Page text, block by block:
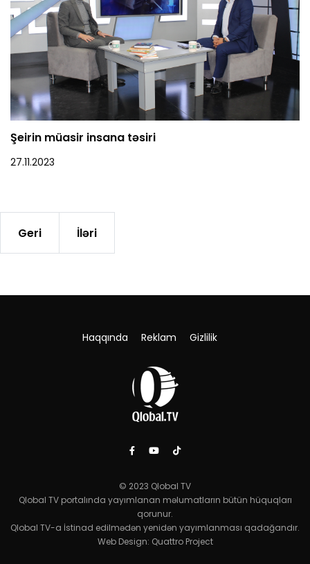
Şeirin müasir insana təsiri
27.11.2023
Geri İləri
Haqqında Reklam Gizlilik
© 2023 Qlobal TV
Qlobal TV portalında yayımlanan məlumatların bütün hüquqları
qorunur.
Qlobal TV-a İstinad edilmədən yenidən yayımlanması qadağandır.
Web Design: Quattro Project